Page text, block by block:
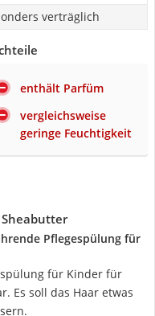
verträglich
enthält Parfüm
vergleichsweise
geringe Feuchtigkeit
Pflegespülung für
für Kinder für
Es soll das Haar etwas